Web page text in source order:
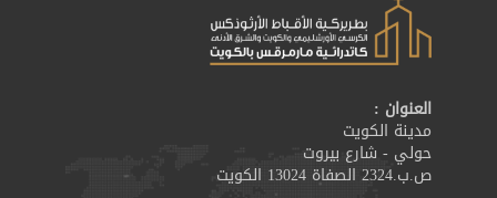
العنوان :
مدينة الكويت
حولي - شارع بيروت
ص.ب.2324 الصفاة 13024 الكويت